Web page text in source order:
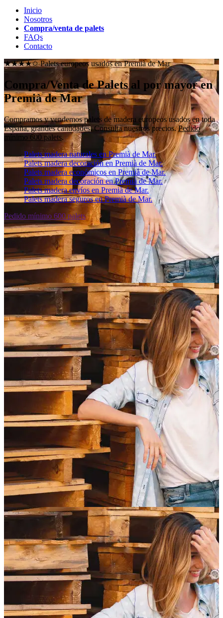
Inicio
Nosotros
Compra/venta de palets
FAQs
Contacto
★★★★✩ Palets europeos usados enPremià de Mar
Compra/Venta de Palets al por mayor en
Premià de Mar
Compramos y vendemos palets de madera europeos usados en toda
España, grandes cantidades. Consulta nuestros precios.Pedido
mínimo 600 palets.
Palets madera naturales en Premià de Mar.
Palets madera decoración en Premià de Mar.
Palets madera económicos en Premià de Mar.
Palets madera decoración en Premià de Mar.
Palets madera envíos en Premià de Mar.
Palets madera seguros en Premià de Mar.
Pedido mínimo 600 palets